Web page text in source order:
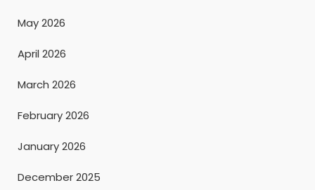
May 2026
April 2026
March 2026
February 2026
January 2026
December 2025